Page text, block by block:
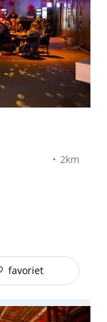
2km
favoriet